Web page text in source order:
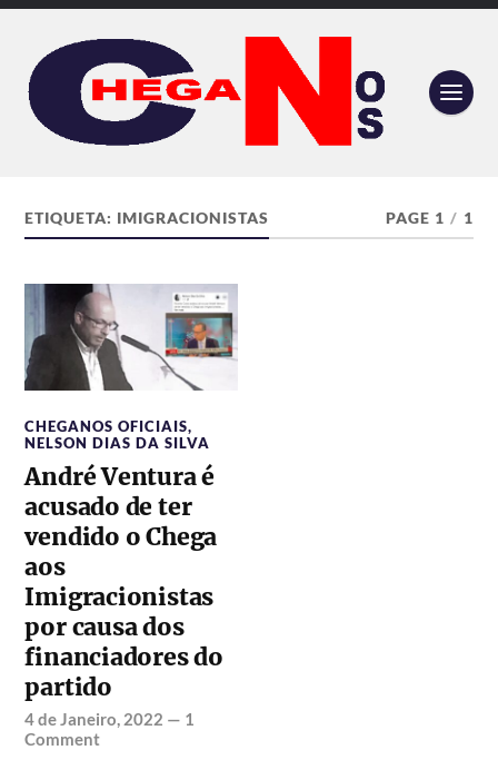
ETIQUETA: IMIGRACIONISTAS PAGE 1 / 1
CHEGANOS OFICIAIS,
NELSON DIAS DA SILVA
André Ventura é
acusado de ter
vendido o Chega
aos
Imigracionistas
por causa dos
financiadores do
partido
4 de Janeiro, 2022 — 1
Comment